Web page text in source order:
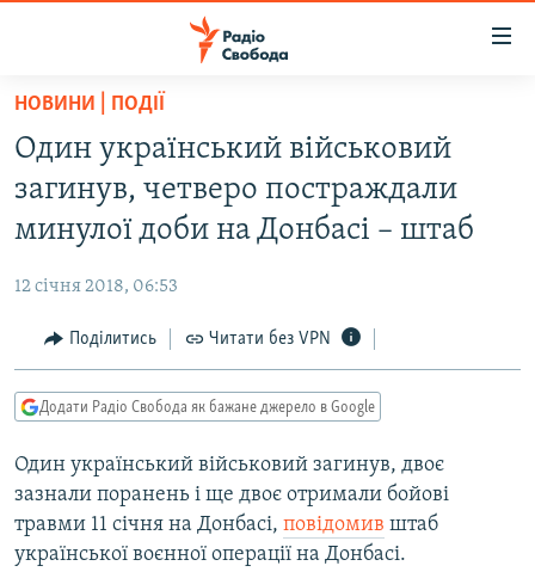
Перейти
основного
матеріалу
до
основної
Перейти
до
пошуку
ВСЕ ЗА ДОБУ
ЕКОНОМІКА
СУСПІЛЬСТВО
УКРАЇНА
РОСІЙСЬКА «ФІЛЬТРАЦІЯ»
ДОНБАС.РЕАЛІЇ
ТИ ЯК?
СХЕМИ
КИТАЙ.ВИКЛИКИ
МУЛЬТИМЕДІА
НОВИНИ | ПОДІЇ
Один український військовий
загинув, четверо постраждали
минулої доби на Донбасі – штаб
12 січня 2018, 06:53
Поділитись Читати без VPN
Додати Радіо Свобода як бажане джерело в Google
Один український військовий загинув, двоє
зазнали поранень і ще двоє отримали бойові
травми 11 січня на Донбасі, повідомив штаб
української воєнної операції на Донбасі.